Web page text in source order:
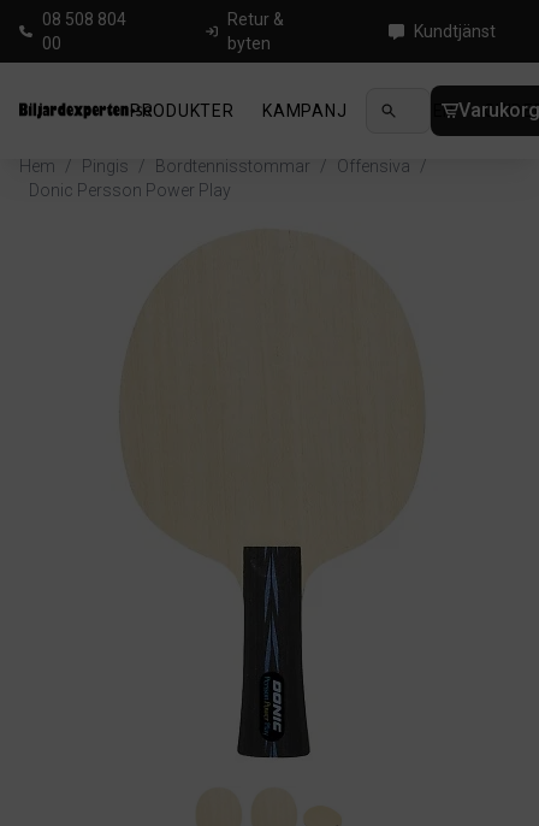
08 508 804
00
Retur &
byten
Kundtjänst
PRODUKTER KAMPANJ NYHETER
Hem / Pingis / Bordtennisstommar / Offensiva
/
Donic Persson Power Play